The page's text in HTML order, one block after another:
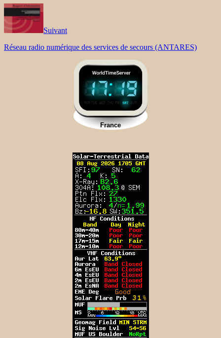
Suivant
Réseau radio numérique des services de secours (ANTARES)